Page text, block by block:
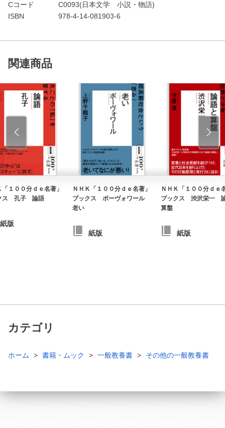
Cコード
C0093(日本文学 小説・物語)
ISBN
978-4-14-081903-6
関連商品
１００分ｄｅ名著」
ス 孔子 論語
紙版
ＮＨＫ「１００分ｄｅ名著」
ブックス ボーヴォワール
老い
紙版
ＮＨＫ「１００分ｄｅ
ブックス 渋沢栄一
算盤
紙版
カテゴリ
ホーム 書籍・ムック 一般教養書 その他の一般教養書